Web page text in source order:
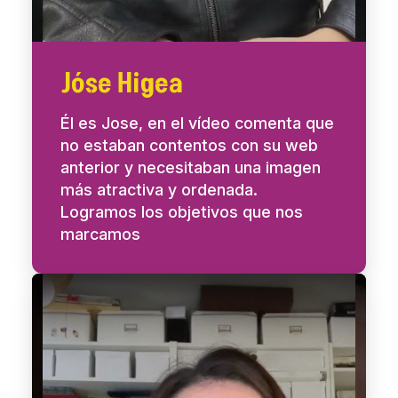
Jóse Higea
Él es Jose, en el vídeo comenta que
no estaban contentos con su web
anterior y necesitaban una imagen
más atractiva y ordenada.
Logramos los objetivos que nos
marcamos